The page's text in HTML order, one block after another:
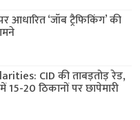
‘जॉब ट्रैफिकिंग’ की
CID की ताबड़तोड़ रेड,
20 ठिकानों पर छापेमारी